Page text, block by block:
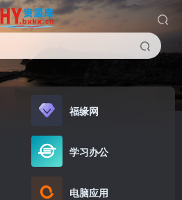
福缘网
学习办公
电脑应用